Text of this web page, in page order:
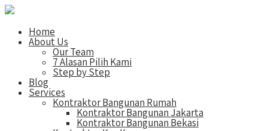
Home
About Us
Our Team
7 Alasan Pilih Kami
Step by Step
Blog
Services
Kontraktor Bangunan Rumah
Kontraktor Bangunan Jakarta
Kontraktor Bangunan Bekasi